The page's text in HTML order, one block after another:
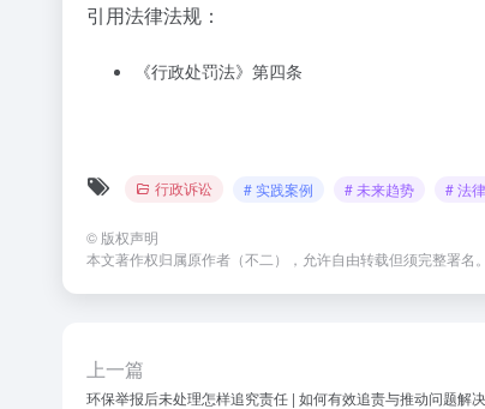
引用法律法规：
《行政处罚法》第四条
行政诉讼 # 实践案例 # 未来趋势 # 法
© 版权声明
本文著作权归属原作者（不二），允许自由转载但须完整署名
上一篇
环保举报后未处理怎样追究责任 | 如何有效追责与推动问题解决